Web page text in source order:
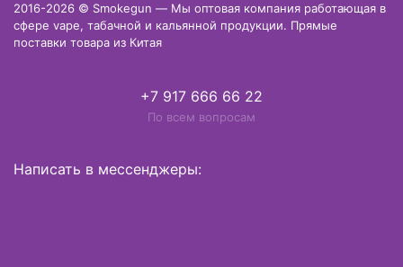
2016-2026 © Smokegun — Мы оптовая компания работающая в
сфере vape, табачной и кальянной продукции. Прямые
поставки товара из Китая
+7 917 666 66 22
По всем вопросам
Написать в мессенджеры: